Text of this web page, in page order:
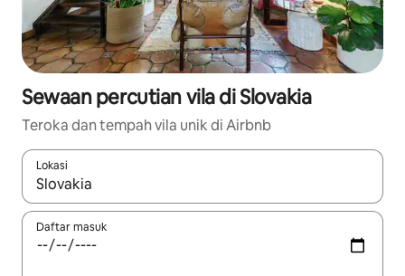
Sewaan percutian vila di Slovakia
Teroka dan tempah vila unik di Airbnb
Lokasi
Apabila hasil tersedia, navigasi dengan kekunci anak panah
Daftar masuk